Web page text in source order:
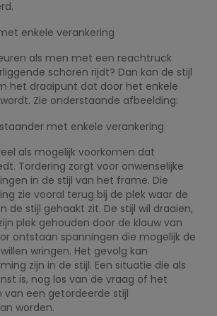
als men met een reachtruck
schoren rijdt? Dan kan de stijl
het draaipunt dat door het enkele
Zie onderstaande afbeelding:
als mogelijk voorkomen dat
Tordering zorgt voor onwenselijke
in de stijl van het frame. Die
zie vooral terug bij de plek waar de
de stijl gehaakt zit. De stijl wil draaien,
plek gehouden door de klauw van
ontstaan spanningen die mogelijk de
wringen. Het gevolg kan
zijn in de stijl. Een situatie die als
is, nog los van de vraag of het
van een getordeerde stijl
worden.